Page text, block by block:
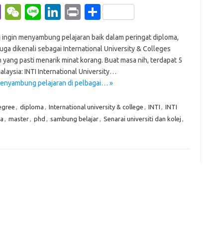
Vi
er
W
C
h
at
Li
e
Li
k
e
dI
n
Pr
t
S
ar
e
menyambung pelajaran baik dalam peringat diploma,
dikenali sebagai International University & Colleges
pasti menarik minat korang. Buat masa nih, terdapat 5
INTI International University…
pelajaran di pelbagai… »
, diploma , International university & college , INTI , INTI
, master, phd , sambung belajar, Senarai universiti dan kolej ,